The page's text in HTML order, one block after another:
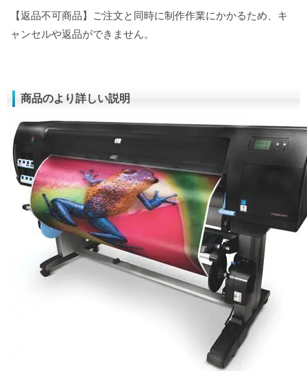
【返品不可商品】ご注文と同時に制作作業にかかるため、キ
ャンセルや返品ができません。
商品のより詳しい説明